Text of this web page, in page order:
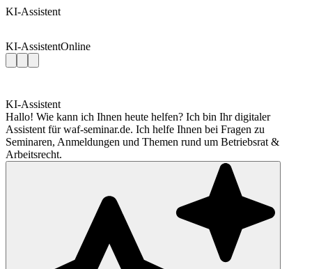
KI-Assistent
KI-AssistentOnline
KI-Assistent
Hallo! Wie kann ich Ihnen heute helfen? Ich bin Ihr digitaler
Assistent für waf-seminar.de. Ich helfe Ihnen bei Fragen zu
Seminaren, Anmeldungen und Themen rund um Betriebsrat &
Arbeitsrecht.